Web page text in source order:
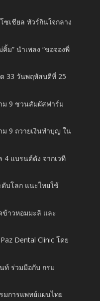
ซเชียล ทัวร์กินใจกลาง
คิ้ม” นำเพลง “ขอจองพี่
33 วันพฤหัสบดีที่ 25
ม 9 ชวนสัมผัสฟาร์ม
ม 9 ถวายเงินทำบุญ ใน
4 แบรนด์ดัง จากเวที
บโลก แนะไทยใช้
าวหอมมะลิ และ
Dental Clinic โดย
ท์ ร่วมมือกับ กรม
มการแพทย์แผนไทย